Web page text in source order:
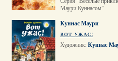
Маури Куннасом"
Куннас Маури
ВОТ УЖАС!
Художник: Куннас